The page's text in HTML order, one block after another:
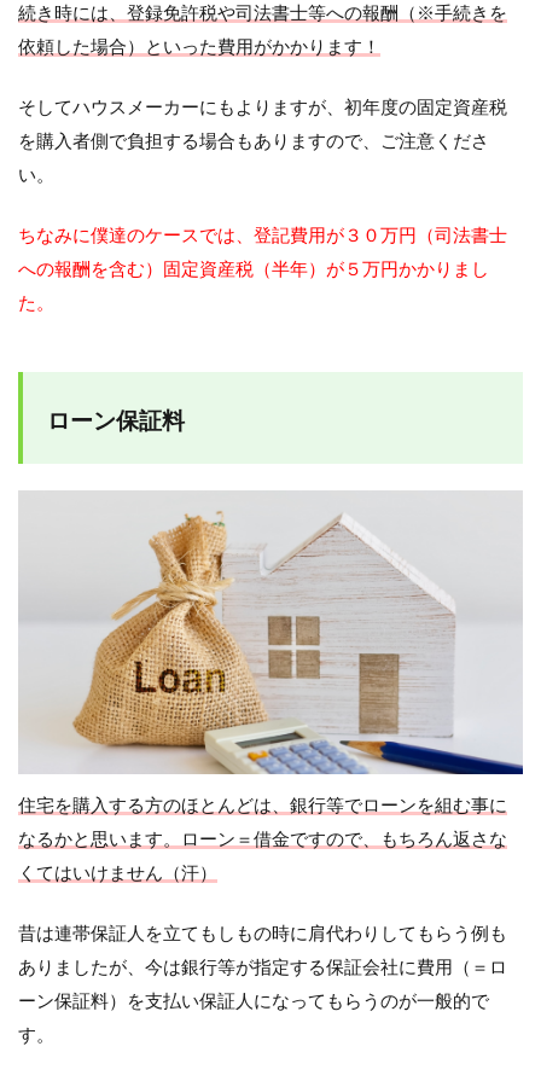
続き時には、登録免許税や司法書士等への報酬（※手続きを
依頼した場合）といった費用がかかります！
そしてハウスメーカーにもよりますが、初年度の固定資産税
を購入者側で負担する場合もありますので、ご注意くださ
い。
ちなみに僕達のケースでは、登記費用が３０万円（司法書士
への報酬を含む）固定資産税（半年）が５万円かかりまし
た。
ローン保証料
住宅を購入する方のほとんどは、銀行等でローンを組む事に
なるかと思います。ローン＝借金ですので、もちろん返さな
くてはいけません（汗）
昔は連帯保証人を立てもしもの時に肩代わりしてもらう例も
ありましたが、今は銀行等が指定する保証会社に費用（＝ロ
ーン保証料）を支払い保証人になってもらうのが一般的で
す。